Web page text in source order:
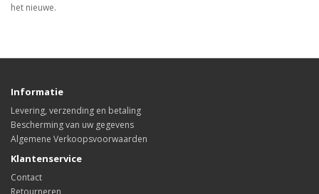
het nieuwe.
Informatie
Levering, verzending en betaling
Bescherming van uw gegevens
Algemene Verkoopsvoorwaarden
Klantenservice
Contact
Retourneren